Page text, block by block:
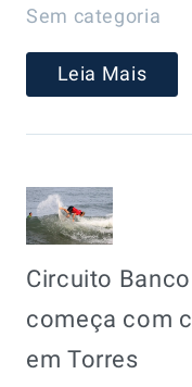
Sem categoria
Leia Mais
Circuito
começa com
em Torres